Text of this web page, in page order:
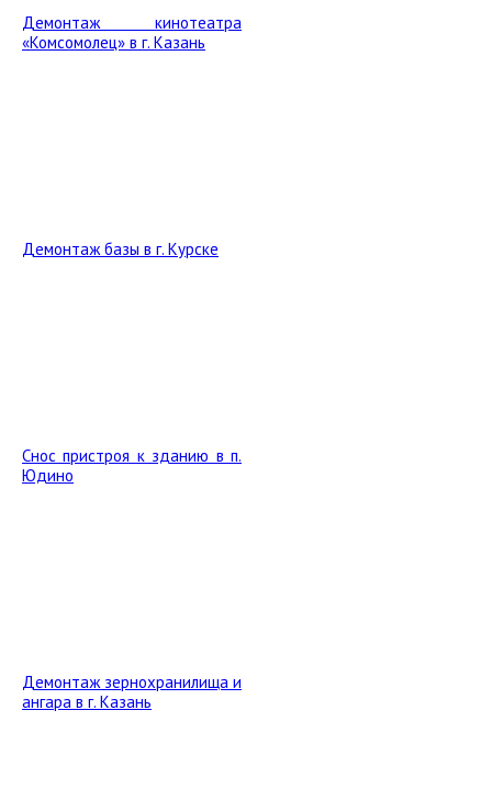
Демонтаж кинотеатра
«Комсомолец» в г. Казань
Демонтаж базы в г. Курске
Снос пристроя к зданию в п.
Юдино
Демонтаж зернохранилища и
ангара в г. Казань